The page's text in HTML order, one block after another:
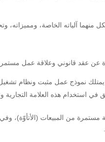
منهما آلياته الخاصة، ومميزاته،
عن عقد قانوني وعلاقة عمل
يمتلك نموذج عمل مثبت ونظام
استخدام هذه العلامة التجارية
مستمرة من المبيعات (الأتأوّة)،